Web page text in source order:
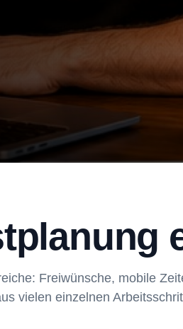
Freiwünsche, mobile
vielen einzelnen